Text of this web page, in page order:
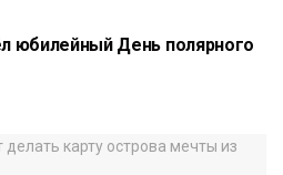
юбилейный День полярного